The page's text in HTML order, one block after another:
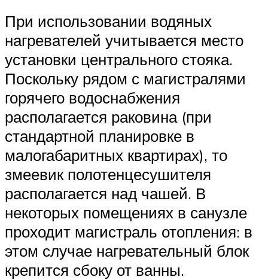
При использовании водяных
нагревателей учитывается место
установки центрального стояка.
Поскольку рядом с магистралями
горячего водоснабжения
располагается раковина (при
стандартной планировке в
малогабаритных квартирах), то
змеевик полотенцесушителя
располагается над чашей. В
некоторых помещениях в санузле
проходит магистраль отопления: в
этом случае нагревательный блок
крепится сбоку от ванны.